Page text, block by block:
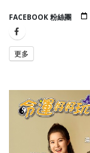
FACEBOOK 粉絲團
更多